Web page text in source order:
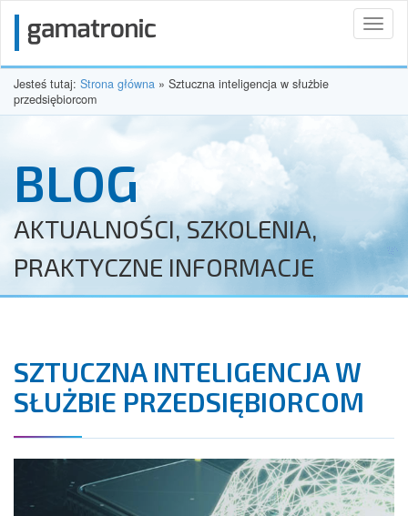
Jesteś tutaj: Strona główna » Sztuczna inteligencja w służbie
przedsiębiorcom
BLOG
AKTUALNOŚCI, SZKOLENIA,
PRAKTYCZNE INFORMACJE
SZTUCZNA INTELIGENCJA W
SŁUŻBIE PRZEDSIĘBIORCOM